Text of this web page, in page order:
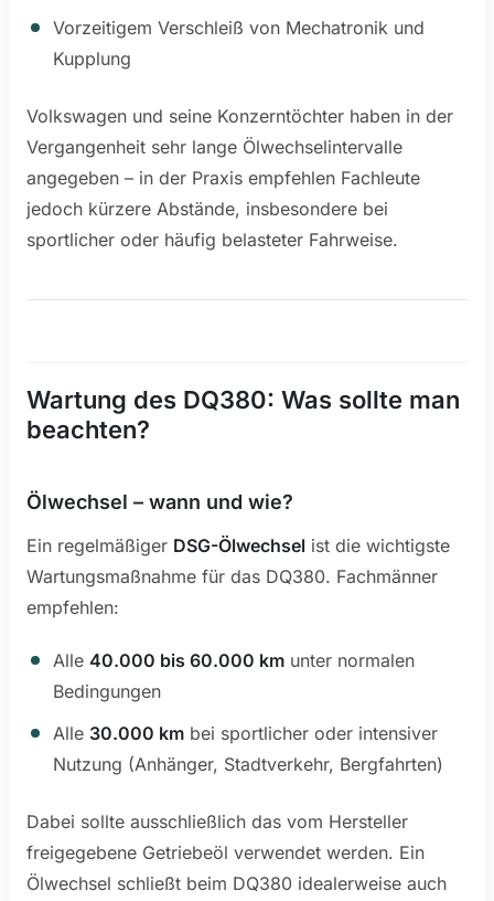
Vorzeitigem Verschleiß von Mechatronik und
Kupplung
Volkswagen und seine Konzerntöchter haben in der
Vergangenheit sehr lange Ölwechselintervalle
angegeben – in der Praxis empfehlen Fachleute
jedoch kürzere Abstände, insbesondere bei
sportlicher oder häufig belasteter Fahrweise.
Wartung des DQ380: Was sollte man
beachten?
Ölwechsel – wann und wie?
Ein regelmäßiger DSG-Ölwechsel ist die wichtigste
Wartungsmaßnahme für das DQ380. Fachmänner
empfehlen:
Alle 40.000 bis 60.000 km unter normalen
Bedingungen
Alle 30.000 km bei sportlicher oder intensiver
Nutzung (Anhänger, Stadtverkehr, Bergfahrten)
Dabei sollte ausschließlich das vom Hersteller
freigegebene Getriebeöl verwendet werden. Ein
Ölwechsel schließt beim DQ380 idealerweise auch